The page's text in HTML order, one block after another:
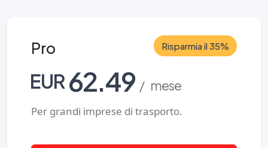
Pro
EUR 62.49 / mese
Risparmia il 35%
Per grandi imprese di trasporto.